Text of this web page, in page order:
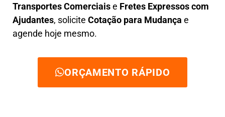
TransportesComerciaise Fretes Expressos com
Ajudantes, solicite Cotação para Mudança e
agende hoje mesmo.
ORÇAMENTO RÁPIDO